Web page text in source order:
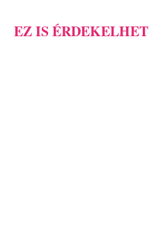
EZ IS ÉRDEKELHET